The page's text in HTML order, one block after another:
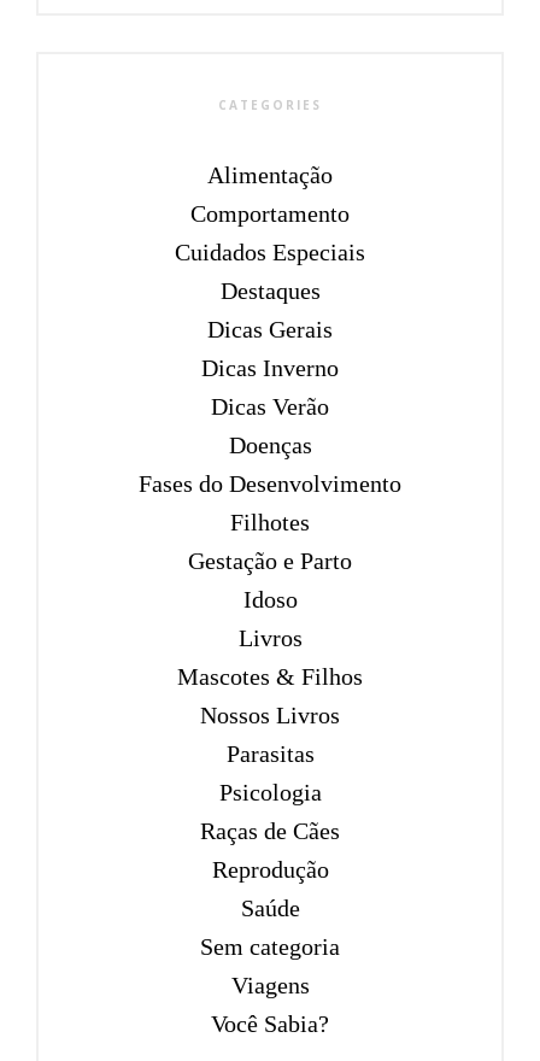
CATEGORIES
Alimentação
Comportamento
Cuidados Especiais
Destaques
Dicas Gerais
Dicas Inverno
Dicas Verão
Doenças
Fases do Desenvolvimento
Filhotes
Gestação e Parto
Idoso
Livros
Mascotes & Filhos
Nossos Livros
Parasitas
Psicologia
Raças de Cães
Reprodução
Saúde
Sem categoria
Viagens
Você Sabia?